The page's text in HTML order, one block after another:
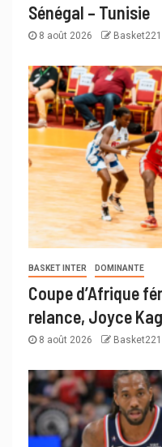
Sénégal – Tunisie
8 août 2026 Basket221
BASKET INTER DOMINANTE
Coupe d’Afrique
relance, Joyce
8 août 2026 Basket221